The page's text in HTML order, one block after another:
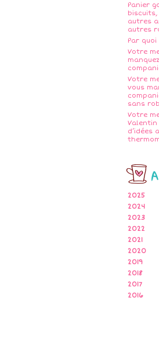
Panier
autres
autres
Par
Votre
Votre
vous
sans
Votre
Valentin
d’idées
2025
2024
2023
2022
2021
2020
2019
2018
2017
2016